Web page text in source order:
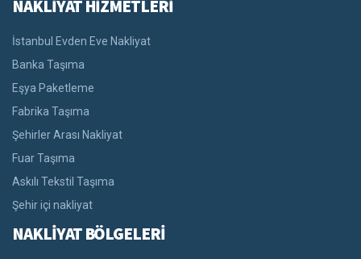
NAKLİYAT HİZMETLERİ
İstanbul Evden Eve Nakliyat
Banka Taşıma
Eşya Paketleme
Fabrika Taşıma
Şehirler Arası Nakliyat
Fuar Taşıma
Askılı Tekstil Taşıma
Şehir içi nakliyat
NAKLİYAT BÖLGELERİ